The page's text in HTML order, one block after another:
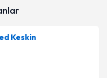
Keskin